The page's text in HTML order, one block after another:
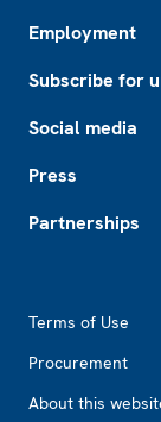
Employment
Subscribe for
Social media
Press
Partnerships
Terms of Use
Procurement
About this